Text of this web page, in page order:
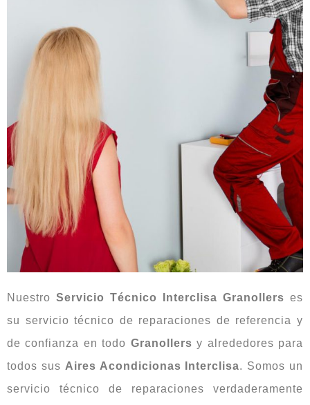
Nuestro Servicio Técnico Interclisa Granollers es
su servicio técnico de reparaciones de referencia y
de confianza en todo Granollers y alrededores para
todos sus Aires Acondicionas Interclisa. Somos un
servicio técnico de reparaciones verdaderamente